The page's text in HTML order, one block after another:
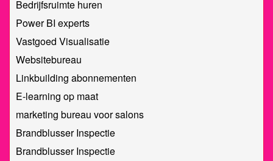
Bedrijfsruimte huren
Power BI experts
Vastgoed Visualisatie
Websitebureau
Linkbuilding abonnementen
E-learning op maat
marketing bureau voor salons
Brandblusser Inspectie
Brandblusser Inspectie